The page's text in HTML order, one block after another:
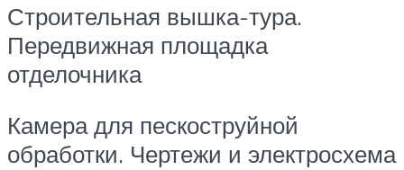
Строительная вышка-тура.
Передвижная площадка
отделочника
Камера для пескоструйной
обработки. Чертежи и электросхема